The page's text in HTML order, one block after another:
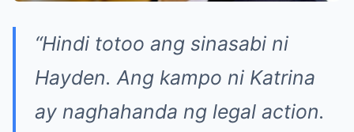
“Hindi totoo ang sinasabi ni
Hayden. Ang kampo ni Katrina
ay naghahanda ng legal action.